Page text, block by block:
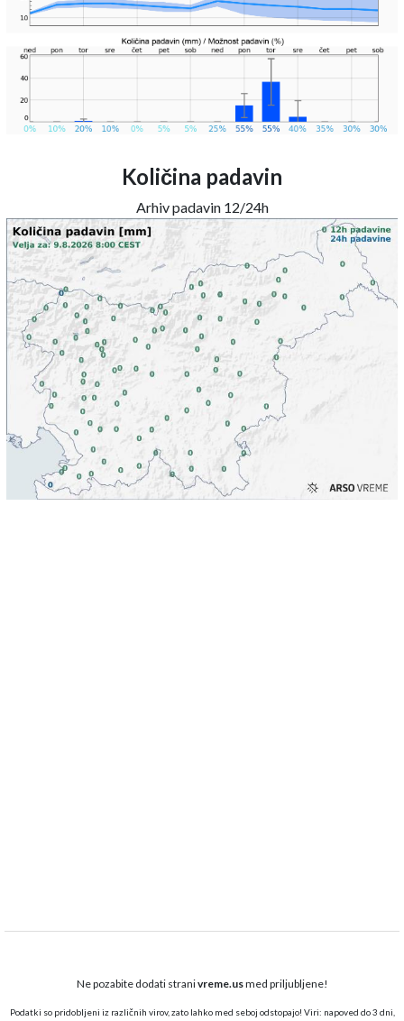
Količina padavin
Arhiv padavin 12/24h
Ne pozabite dodati stranivreme.usmed priljubljene!
Podatki so pridobljeni iz različnih virov, zato lahko med seboj odstopajo! Viri: napoved do 3 dni,